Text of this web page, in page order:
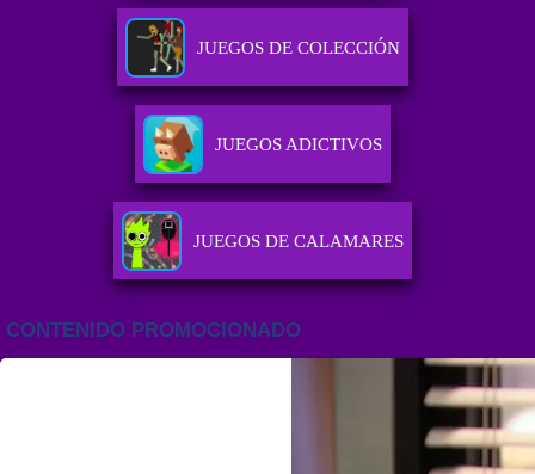
JUEGOS DE COLECCIÓN
JUEGOS ADICTIVOS
JUEGOS DE CALAMARES